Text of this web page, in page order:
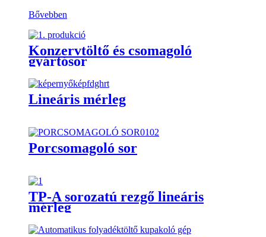
Bővebben
Konzervtöltő és csomagoló
gyártósor
Lineáris mérleg
Porcsomagoló sor
TP-A sorozatú rezgő lineáris
mérleg